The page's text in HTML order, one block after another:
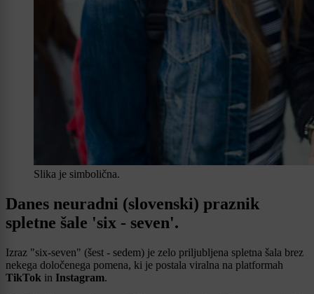
Slika je simbolična.
Danes neuradni (slovenski) praznik
spletne šale 'six - seven'.
Izraz "six-seven" (šest - sedem) je zelo priljubljena spletna šala brez
nekega določenega pomena, ki je postala viralna na platformah
TikTok in Instagram.